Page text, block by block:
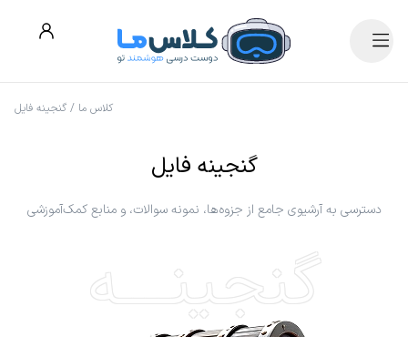
کلاس ما / گنجینه فایل
گنجینه فایل
دسترسی به آرشیوی جامع از جزوه‌ها، نمونه سوالات، و منابع کمک‌آموزشی
گنجینــــه